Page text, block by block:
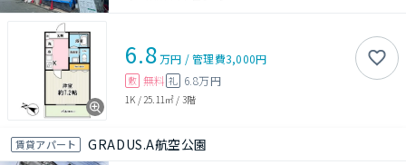
6.8万円 /管理費3,000円
敷 無料 礼 6.8万円
1K / 25.11㎡ / 3階
賃貸アパート GRADUS.A航空公園